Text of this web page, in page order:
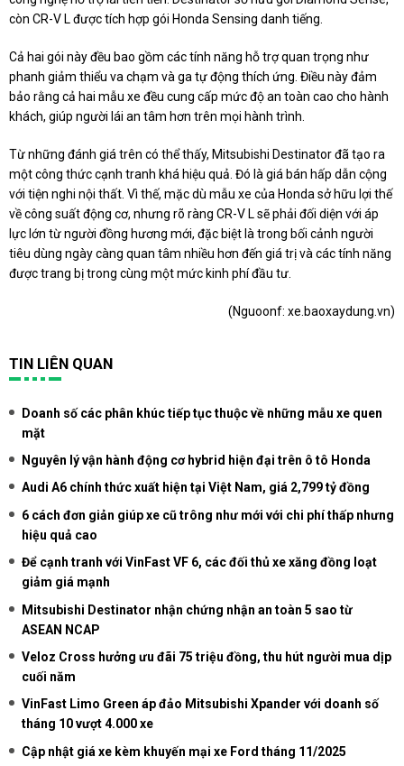
còn CR-V L được tích hợp gói Honda Sensing danh tiếng.
Cả hai gói này đều bao gồm các tính năng hỗ trợ quan trọng như
phanh giảm thiểu va chạm và ga tự động thích ứng. Điều này đảm
bảo rằng cả hai mẫu xe đều cung cấp mức độ an toàn cao cho hành
khách, giúp người lái an tâm hơn trên mọi hành trình.
Từ những đánh giá trên có thể thấy, Mitsubishi Destinator đã tạo ra
một công thức cạnh tranh khá hiệu quả. Đó là giá bán hấp dẫn cộng
với tiện nghi nội thất. Vì thế, mặc dù mẫu xe của Honda sở hữu lợi thế
về công suất động cơ, nhưng rõ ràng CR-V L sẽ phải đối diện với áp
lực lớn từ người đồng hương mới, đặc biệt là trong bối cảnh người
tiêu dùng ngày càng quan tâm nhiều hơn đến giá trị và các tính năng
được trang bị trong cùng một mức kinh phí đầu tư.
(Nguoonf: xe.baoxaydung.vn)
TIN LIÊN QUAN
Doanh số các phân khúc tiếp tục thuộc về những mẫu xe quen
mặt
Nguyên lý vận hành động cơ hybrid hiện đại trên ô tô Honda
Audi A6 chính thức xuất hiện tại Việt Nam, giá 2,799 tỷ đồng
6 cách đơn giản giúp xe cũ trông như mới với chi phí thấp nhưng
hiệu quả cao
Để cạnh tranh với VinFast VF 6, các đối thủ xe xăng đồng loạt
giảm giá mạnh
Mitsubishi Destinator nhận chứng nhận an toàn 5 sao từ
ASEAN NCAP
Veloz Cross hưởng ưu đãi 75 triệu đồng, thu hút người mua dịp
cuối năm
VinFast Limo Green áp đảo Mitsubishi Xpander với doanh số
tháng 10 vượt 4.000 xe
Cập nhật giá xe kèm khuyến mại xe Ford tháng 11/2025